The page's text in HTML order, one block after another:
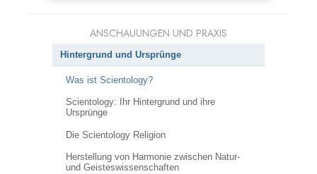
ANSCHAUUNGEN UND PRAXIS
Hintergrund und Ursprünge
Was ist Scientology?
Scientology: Ihr Hintergrund und ihre
Ursprünge
Die Scientology Religion
Herstellung von Harmonie zwischen Natur-
und Geisteswissenschaften